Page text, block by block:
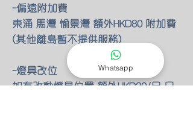
-偏遠附加費
東涌 馬灣 愉景灣 額外HKD80 附加費
(其他離島暫不提供服務)
-燈具改位
如有改動燈具位置 額外HKD30/尺 只
Whatsapp